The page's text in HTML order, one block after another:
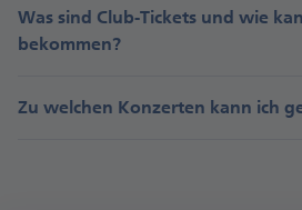
Was sind Club-Tickets und wie
bekommen?
Zu welchen Konzerten kann ich